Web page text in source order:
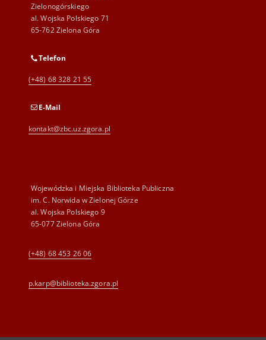
Zielonogórskiego
al. Wojska Polskiego 71
65-762 Zielona Góra
Telefon
(+48) 68 328 21 55
E-Mail
kontakt@zbc.uz.zgora.pl
Wojewódzka i Miejska Biblioteka Publiczna
im. C. Norwida w Zielonej Górze
al. Wojska Polskiego 9
65-077 Zielona Góra
(+48) 68 453 26 06
p.karp@biblioteka.zgora.pl